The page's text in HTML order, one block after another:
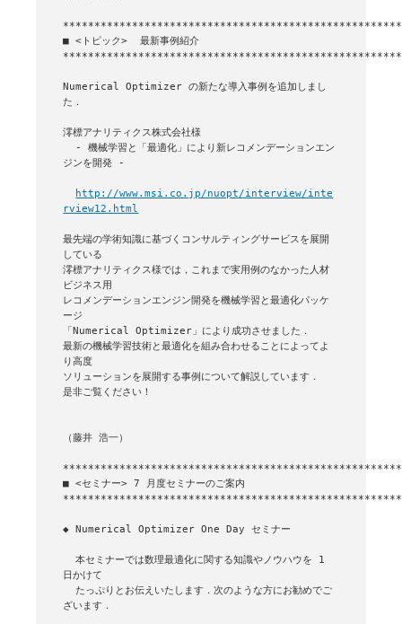
■ <トピック>  最新事例紹介
Numerical Optimizer の新たな導入事例を追加しまし
た．
澪標アナリティクス株式会社様
ジンを開発 -
http://www.msi.co.jp/nuopt/interview/inte
rview12.html
最先端の学術知識に基づくコンサルティングサービスを展開
している
澪標アナリティクス様では，これまで実用例のなかった人材
ビジネス用
レコメンデーションエンジン開発を機械学習と最適化パッケ
ージ
「Numerical Optimizer」により成功させました．
最新の機械学習技術と最適化を組み合わせることによってよ
り高度
ソリューションを展開する事例について解説しています．
是非ご覧ください！
（藤井 浩一）
■ <セミナー> 7 月度セミナーのご案内
◆ Numerical Optimizer One Day セミナー
  本セミナーでは数理最適化に関する知識やノウハウを 1
日かけて
ざいます．